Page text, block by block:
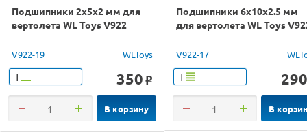
Подшипники 2x5x2 мм для
вертолета WL Toys V922
V922-19 WLToys
Т 350 o
В корзину
Подшипники 6x10x2.5 мм
для вертолета WL Toys
V922-17
Т 290
В